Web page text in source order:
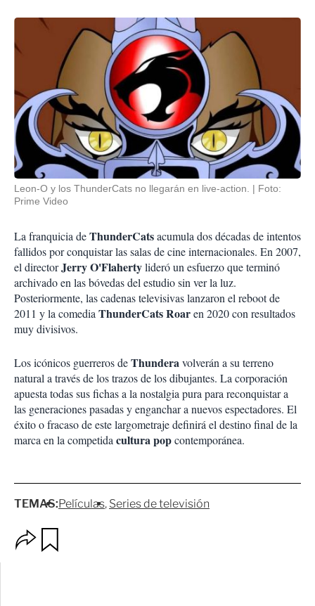
Leon-O y los ThunderCats no llegarán en live-action.
Foto:
Prime Video
La franquicia deThunderCatsacumula dos décadas de intentos
fallidos por conquistar las salas de cine internacionales. En 2007,
el directorJerry O'Flahertylideró un esfuerzo que terminó
archivado en las bóvedas del estudio sin ver la luz.
Posteriormente, las cadenas televisivas lanzaron el reboot de
2011 y la comediaThunderCats Roaren 2020 con resultados
muy divisivos.
Los icónicos guerreros deThunderavolverán a su terreno
natural a través de los trazos de los dibujantes. La corporación
apuesta todas sus fichas a la nostalgia pura para reconquistar a
las generaciones pasadas y enganchar a nuevos espectadores. El
éxito o fracaso de este largometraje definirá el destino final de la
marca en la competidacultura popcontemporánea.
TEMAS:Películas Series de televisión